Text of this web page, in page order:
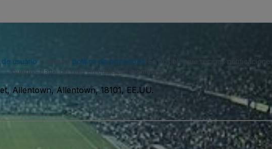
usuarioy nuestra política de privacidad . Es posible que recibas
puedes darte de baja en cualquier momento.
Allentown, Allentown, 18101, EE.UU.